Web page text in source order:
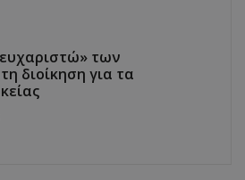
των
διοίκηση για τα